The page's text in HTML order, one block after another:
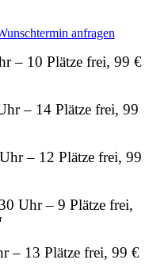
anfragen
– 10 Plätze frei, 99 €
– 14 Plätze frei, 99
– 12 Plätze frei, 99
Uhr – 9 Plätze frei,
– 13 Plätze frei, 99 €